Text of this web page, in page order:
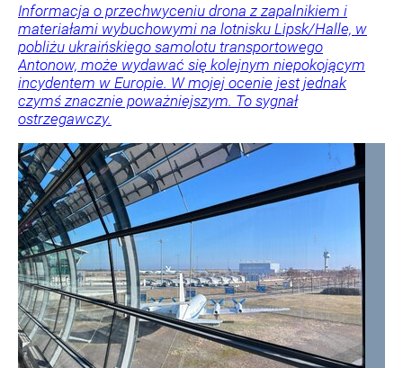
Informacja o przechwyceniu drona z zapalnikiem i
materiałami wybuchowymi na lotnisku Lipsk/Halle, w
pobliżu ukraińskiego samolotu transportowego
Antonow, może wydawać się kolejnym niepokojącym
incydentem w Europie. W mojej ocenie jest jednak
czymś znacznie poważniejszym. To sygnał
ostrzegawczy.